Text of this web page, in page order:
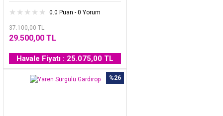
0.0 Puan - 0 Yorum
37.100,00 TL
29.500,00 TL
Havale Fiyatı : 25.075,00 TL
%26